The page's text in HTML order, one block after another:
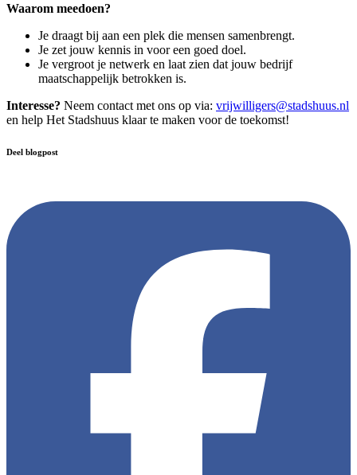
Waarom meedoen?
Je draagt bij aan een plek die mensen samenbrengt.
Je zet jouw kennis in voor een goed doel.
Je vergroot je netwerk en laat zien dat jouw bedrijf
maatschappelijk betrokken is.
Interesse? Neem contact met ons op via: vrijwilligers@stadshuus.nl
en help Het Stadshuus klaar te maken voor de toekomst!
Deel blogpost